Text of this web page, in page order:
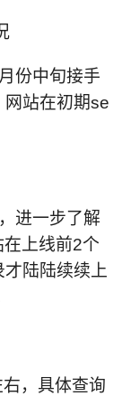
份中旬接手
网站在初期se
进一步了解
上线前2个
陆陆续续上
，具体查询